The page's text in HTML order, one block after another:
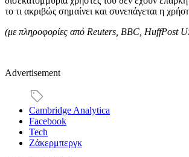
το τι ακριβώς σημαίνει και συνεπάγεται η
(με πληροφορίες από Reuters, BBC, HuffPost
Advertisement
Cambridge Analytica
Facebook
Tech
Ζάκερμπεργκ